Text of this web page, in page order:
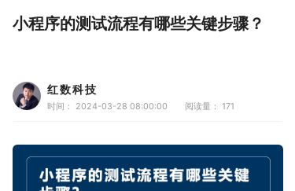
小程序的测试流程有哪些关键步骤？
红数科技
时间： 2024-03-28 08:00:00 阅读量： 171